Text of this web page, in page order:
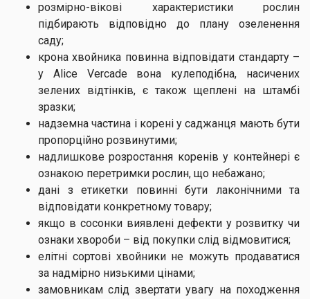
розмірно-вікові характеристики рослин
підбирають відповідно до плану озеленення
саду;
крона хвойника повинна відповідати стандарту –
у Alice Vercade вона кулеподібна, насичених
зелених відтінків, є також щеплені на штамбі
зразки;
надземна частина і корені у саджанця мають бути
пропорційно розвинутими;
надлишкове розростання коренів у контейнері є
ознакою перетримки рослин, що небажано;
дані з етикетки повинні бути лаконічними та
відповідати конкретному товару;
якщо в сосонки виявлені дефекти у розвитку чи
ознаки хвороби – від покупки слід відмовитися;
елітні сортові хвойники не можуть продаватися
за надмірно низькими цінами;
замовникам слід звертати увагу на походження